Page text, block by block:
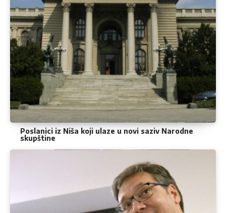
Poslanici iz Niša koji ulaze u novi saziv Narodne
skupštine